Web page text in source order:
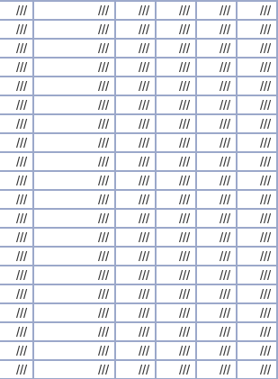
/// /// /// /// ///
///
/// /// /// /// ///
///
/// /// /// /// ///
///
/// /// /// /// ///
///
/// /// /// /// ///
///
/// /// /// /// ///
///
/// /// /// /// ///
///
/// /// /// /// ///
///
/// /// /// /// ///
///
/// /// /// /// ///
///
/// /// /// /// ///
///
/// /// /// /// ///
///
/// /// /// /// ///
///
/// /// /// /// ///
///
/// /// /// /// ///
///
/// /// /// /// ///
///
/// /// /// /// ///
///
/// /// /// /// ///
///
/// /// /// /// ///
///
/// /// /// /// ///
///